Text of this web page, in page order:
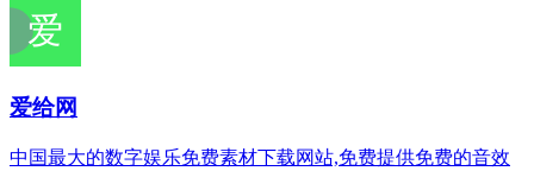
爱给网
中国最大的数字娱乐免费素材下载网站,免费提供免费的音效